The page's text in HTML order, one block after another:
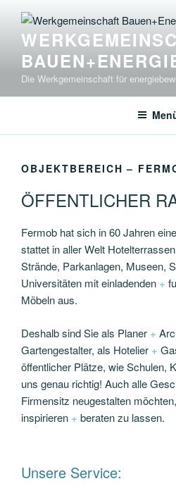
Inhalt
springen
Die Werkgemeinschaft für
OBJEKTBEREICH –
ÖFFENTLICHER
Fermob hat sich in 60 Jahren
stattet in aller Welt
Strände, Parkanlagen, Museen,
Universitäten mit einladenden +
Möbeln aus.
Deshalb sind Sie als Planer +
Gartengestalter, als Hotelier +
öffentlicher Plätze, wie Schulen,
uns genau richtig! Auch alle
Firmensitz neugestalten
inspirieren + beraten zu lassen.
Unsere Service: